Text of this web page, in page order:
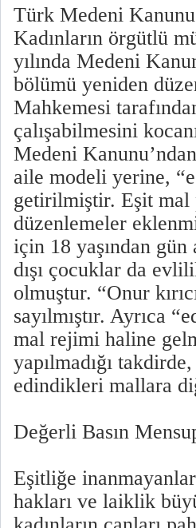
Türk Medeni
Kadınların örgütlü
yılında Medeni
bölümü yeniden
Mahkemesi
çalışabilmesini
Medeni
aile modeli yerine,
getirilmiştir. Eşit mal
düzenlemeler
için 18 yaşından
dışı çocuklar da
olmuştur. “Onur
sayılmıştır. Ayrıca
mal rejimi haline
yapılmadığı
edindikleri mallara
Değerli Basın
Eşitliğe
hakları ve laiklik